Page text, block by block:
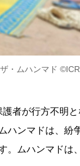
・ムハンマド
者が行方不明
ハンマドは、紛
。ムハンマドは